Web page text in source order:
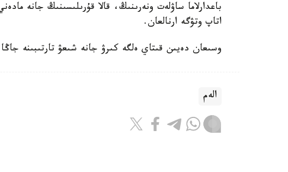
باعدارلاما ساۋلەت ونەرىنىڭ، قالا قۇرىلىسىنىڭ جانە
اتاپ وتۋگە ارنالعان.
وسىعان دەيىن قىتاي ەلگە كىرۋ جانە شىعۋ تارتىبىنە
الەم